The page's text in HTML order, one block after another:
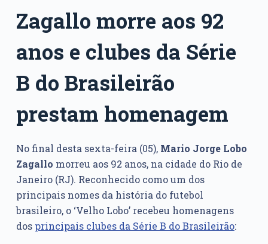
Zagallo morre aos 92
anos e clubes da Série
B do Brasileirão
prestam homenagem
No final desta sexta-feira (05), Mario Jorge Lobo
Zagallo morreu aos 92 anos, na cidade do Rio de
Janeiro (RJ). Reconhecido como um dos
principais nomes da história do futebol
brasileiro, o ‘Velho Lobo’ recebeu homenagens
dos principais clubes da Série B do Brasileirão: